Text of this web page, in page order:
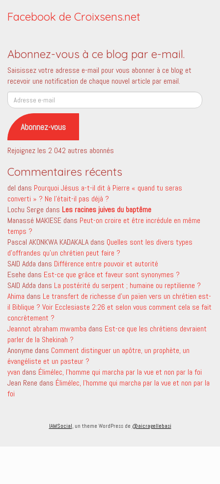
Facebook de Croixsens.net
Abonnez-vous à ce blog par e-mail.
Saisissez votre adresse e-mail pour vous abonner à ce blog et
recevoir une notification de chaque nouvel article par email.
Adresse
e-
mail
Abonnez-vous
Rejoignez les 2 042 autres abonnés
Commentaires récents
del dans Pourquoi Jésus a-t-il dit à Pierre « quand tu seras
converti » ? Ne l’était-il pas déjà ?
Lochu Serge dans Les racines juives du baptême
Manassé MAKIESE dans Peut-on croire et être incrédule en même
temps ?
Pascal AKONKWA KADAKALA dans Quelles sont les divers types
d’offrandes qu’un chrétien peut faire ?
SAID Adda dans Différence entre pouvoir et autorité
Esehe dans Est-ce que grâce et faveur sont synonymes ?
SAID Adda dans La postérité du serpent ; humaine ou reptilienne ?
Ahima dans Le transfert de richesse d’un païen vers un chrétien est-
il Biblique ? Voir Ecclesiaste 2:26 et selon vous comment cela se fait
concrètement ?
Jeannot abraham mwamba dans Est-ce que les chrétiens devraient
parler de la Shekinah ?
Anonyme dans Comment distinguer un apôtre, un prophète, un
évangéliste et un pasteur ?
yvan dans Élimélec, l’homme qui marcha par la vue et non par la foi
Jean Rene dans Élimélec, l’homme qui marcha par la vue et non par la
foi
IAMSocial , un theme WordPress de @aicragellebasi